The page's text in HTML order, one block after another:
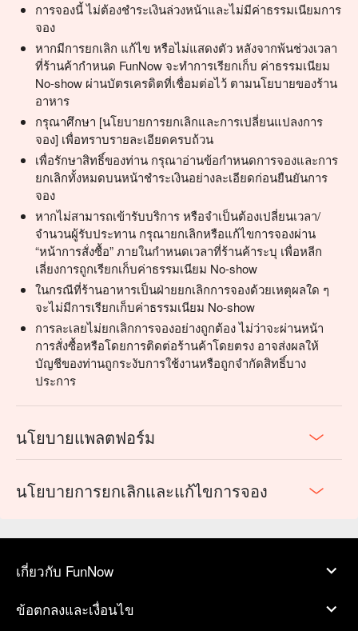
การจองนี้ ไม่ต้องชำระเงินล่วงหน้าและไม่มีค่าธรรมเนียมการ
จอง
หากมีการยกเลิก แก้ไข หรือไม่แสดงตัว หลังจากพ้นช่วงเวลา
ที่ร้านค้ากำหนด FunNow จะทำการเรียกเก็บ ค่าธรรมเนียม
No-show ผ่านบัตรเครดิตที่เชื่อมต่อไว้ ตามนโยบายของร้าน
อาหาร
กรุณาศึกษา [นโยบายการยกเลิกและการเปลี่ยนแปลงการ
จอง] เพื่อทราบรายละเอียดครบถ้วน
เพื่อรักษาสิทธิ์ของท่าน กรุณาอ่านข้อกำหนดการจองและการ
ยกเลิกทั้งหมดบนหน้าชำระเงินอย่างละเอียดก่อนยืนยันการ
จอง
หากไม่สามารถเข้ารับบริการ หรือจำเป็นต้องเปลี่ยนเวลา/
จำนวนผู้รับประทาน กรุณายกเลิกหรือแก้ไขการจองผ่าน
“หน้าการสั่งซื้อ” ภายในกำหนดเวลาที่ร้านค้าระบุ เพื่อหลีก
เลี่ยงการถูกเรียกเก็บค่าธรรมเนียม No-show
ในกรณีที่ร้านอาหารเป็นฝ่ายยกเลิกการจองด้วยเหตุผลใด ๆ
จะไม่มีการเรียกเก็บค่าธรรมเนียม No-show
การละเลยไม่ยกเลิกการจองอย่างถูกต้อง ไม่ว่าจะผ่านหน้า
การสั่งซื้อหรือโดยการติดต่อร้านค้าโดยตรง อาจส่งผลให้
บัญชีของท่านถูกระงับการใช้งานหรือถูกจำกัดสิทธิ์บาง
ประการ
นโยบายแพลตฟอร์ม
นโยบายการยกเลิกและแก้ไขการจอง
เกี่ยวกับ FunNow
ข้อตกลงและเงื่อนไข